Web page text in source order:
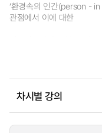
‘환경속의 인간(person -
관점에서 이에 대한
기초지식이라고 할 수 있
차시별 강의